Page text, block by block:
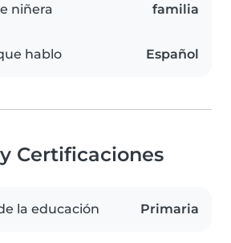
niñera
familia
hablo Español
Certificaciones
la educación Primaria